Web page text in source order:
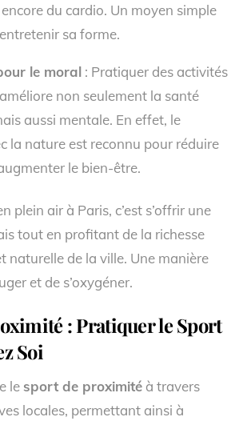
du cardio. Un moyen simple
sa forme.
le moral: Pratiquer des activités
non seulement la santé
aussi mentale. En effet, le
la nature est reconnu pour réduire
le bien-être.
plein air à Paris, c’est s’offrir une
tout en profitant de la richesse
naturelle de la ville. Une manière
et de s’oxygéner.
: Pratiquer le Sport
Soi
lesport de proximité à travers
locales, permettant ainsi à